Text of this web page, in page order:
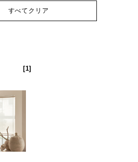
すべてクリア
[1]